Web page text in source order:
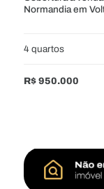
Normandia em
4 quartos
R$ 950.000